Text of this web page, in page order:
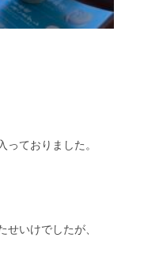
ておりました。
いけでしたが、